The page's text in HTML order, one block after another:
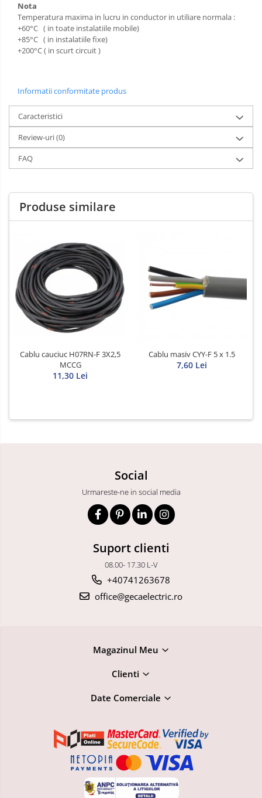
Nota
Temperatura maxima in lucru in conductor in utiliare normala :
+60°C ( in toate instalatiile mobile)
+85°C ( in instalatiile fixe)
+200°C ( in scurt circuit )
Informatii conformitate produs
Caracteristici
Review-uri(0)
FAQ
Produse similare
Cablu cauciuc H07RN-F 3X2,5
MCCG
11,30 Lei
Cablu masiv CYY-F 5 x 1.5
7,60 Lei
Social
Urmareste-ne in social media
Suport clienti
08.00- 17.30 L-V
+40741263678
office@gecaelectric.ro
Magazinul Meu
Clienti
Date Comerciale